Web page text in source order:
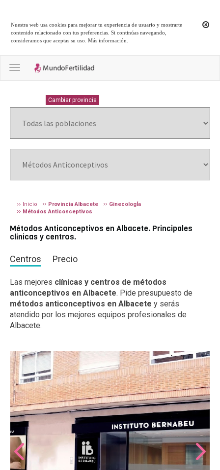
Nuestra web usa cookies para mejorar tu experiencia de usuario y mostrarte
contenido relacionado con tus preferencias. Si continúas navegando,
consideramos que aceptas su uso.Más información
Toggle navigation
Cambiar provincia
Inicio Provincia Albacete
GinecologÍa
Métodos Anticonceptivos
Métodos Anticonceptivos en Albacete. Principales
clínicas y centros.
Centros Precio
Las mejores clínicas y centros de métodos
anticonceptivos en Albacete. Pide presupuesto de
métodos anticonceptivos en Albacete y serás
atendido por los mejores equipos profesionales de
Albacete.